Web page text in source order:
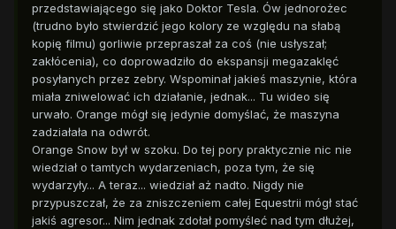
przedstawiającego się jako Doktor Tesla. Ów jednorożec
(trudno było stwierdzić jego kolory ze względu na słabą
kopię filmu) gorliwie przepraszał za coś (nie usłyszał;
zakłócenia), co doprowadziło do ekspansji megazaklęć
posyłanych przez zebry. Wspominał jakieś maszynie, która
miała zniwelować ich działanie, jednak... Tu wideo się
urwało. Orange mógł się jedynie domyślać, że maszyna
zadziałała na odwrót.
Orange Snow był w szoku. Do tej pory praktycznie nic nie
wiedział o tamtych wydarzeniach, poza tym, że się
wydarzyły... A teraz... wiedział aż nadto. Nigdy nie
przypuszczał, że za zniszczeniem całej Equestrii mógł stać
jakiś agresor... Nim jednak zdołał pomyśleć nad tym dłużej,